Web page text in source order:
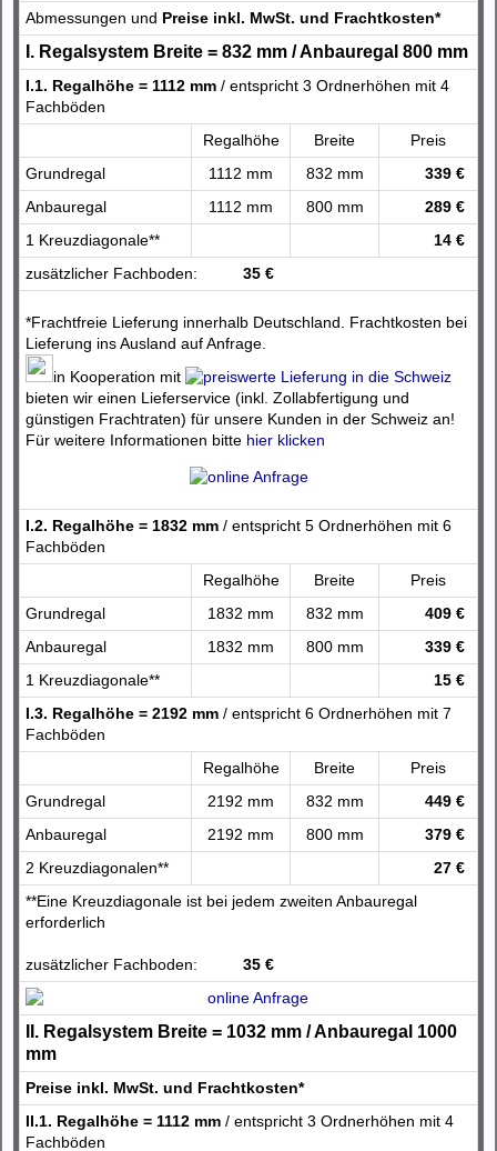
Abmessungen und Preise inkl. MwSt. und Frachtkosten*
I. Regalsystem Breite = 832 mm / Anbauregal 800 mm
I.1. Regalhöhe = 1112 mm / entspricht 3 Ordnerhöhen mit 4
Fachböden
Regalhöhe
Breite
Preis
Grundregal
1112 mm 832 mm
339 €
Anbauregal
1112 mm 800 mm
289 €
1 Kreuzdiagonale**
14 €
zusätzlicher Fachboden:
35 €
*Frachtfreie Lieferung innerhalb Deutschland. Frachtkosten bei
Lieferung ins Ausland auf Anfrage.
in Kooperation mit
bieten wir einen Lieferservice (inkl. Zollabfertigung und
günstigen Frachtraten) für unsere Kunden in der Schweiz an!
Für weitere Informationen bitte hier klicken
I.2. Regalhöhe = 1832 mm / entspricht 5 Ordnerhöhen mit 6
Fachböden
Regalhöhe
Breite
Preis
Grundregal
1832 mm 832 mm
409 €
Anbauregal
1832 mm 800 mm
339 €
1 Kreuzdiagonale**
15 €
I.3. Regalhöhe = 2192 mm / entspricht 6 Ordnerhöhen mit 7
Fachböden
Regalhöhe
Breite
Preis
Grundregal
2192 mm 832 mm
449 €
Anbauregal
2192 mm 800 mm
379 €
2 Kreuzdiagonalen**
27 €
**Eine Kreuzdiagonale ist bei jedem zweiten Anbauregal
erforderlich
zusätzlicher Fachboden: 35 €
II. Regalsystem Breite = 1032 mm / Anbauregal 1000
mm
Preise inkl. MwSt. und Frachtkosten*
II.1. Regalhöhe = 1112 mm / entspricht 3 Ordnerhöhen mit 4
Fachböden